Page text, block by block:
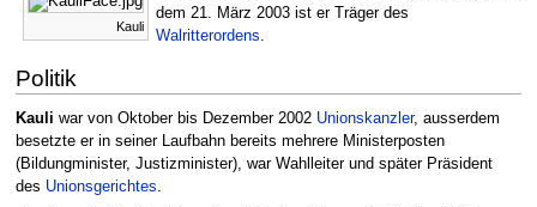
Kauli
dem 21. März 2003 ist er Träger des
Walritterordens
Politik
Kauli war von Oktober bis Dezember 2002 Unionskanzler, ausserdem
besetzte er in seiner Laufbahn bereits mehrere Ministerposten
(Bildungminister, Justizminister), war Wahlleiter und später Präsident
des Unionsgerichtes.